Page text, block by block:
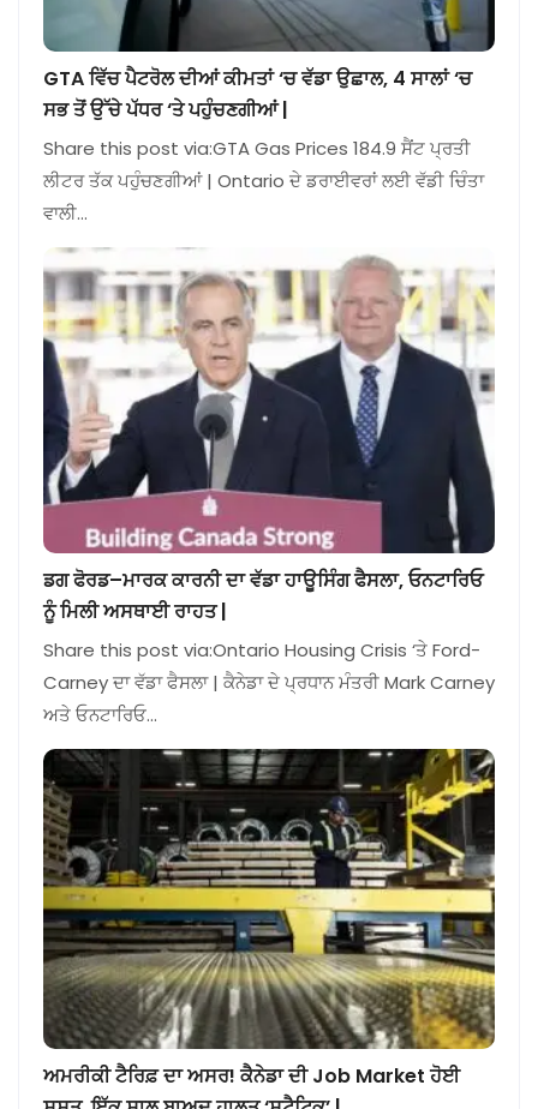
GTA ਵਿੱਚ ਪੈਟਰੋਲ ਦੀਆਂ ਕੀਮਤਾਂ ‘ਚ ਵੱਡਾ ਉਛਾਲ, 4 ਸਾਲਾਂ ‘ਚ
ਸਭ ਤੋਂ ਉੱਚੇ ਪੱਧਰ ‘ਤੇ ਪਹੁੰਚਣਗੀਆਂ |
Share this post via:GTA Gas Prices 184.9 ਸੈਂਟ ਪ੍ਰਤੀ
ਲੀਟਰ ਤੱਕ ਪਹੁੰਚਣਗੀਆਂ | Ontario ਦੇ ਡਰਾਈਵਰਾਂ ਲਈ ਵੱਡੀ ਚਿੰਤਾ
ਵਾਲੀ…
ਡਗ ਫੋਰਡ–ਮਾਰਕ ਕਾਰਨੀ ਦਾ ਵੱਡਾ ਹਾਊਸਿੰਗ ਫੈਸਲਾ, ਓਨਟਾਰਿਓ
ਨੂੰ ਮਿਲੀ ਅਸਥਾਈ ਰਾਹਤ |
Share this post via:Ontario Housing Crisis ‘ਤੇ Ford-
Carney ਦਾ ਵੱਡਾ ਫੈਸਲਾ | ਕੈਨੇਡਾ ਦੇ ਪ੍ਰਧਾਨ ਮੰਤਰੀ Mark Carney
ਅਤੇ ਓਨਟਾਰਿਓ…
ਅਮਰੀਕੀ ਟੈਰਿਫ਼ ਦਾ ਅਸਰ! ਕੈਨੇਡਾ ਦੀ Job Market ਹੋਈ